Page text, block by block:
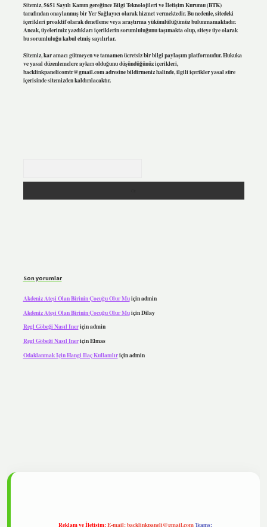
Sitemiz, 5651 Sayılı Kanun gereğince Bilgi Teknolojileri ve İletişim Kurumu (BTK)
tarafından onaylanmış bir Yer Sağlayıcı olarak hizmet vermektedir. Bu nedenle, sitedeki
içerikleri proaktif olarak denetleme veya araştırma yükümlülüğümüz bulunmamaktadır.
Ancak, üyelerimiz yazdıkları içeriklerin sorumluluğunu taşımakta olup, siteye üye olarak
bu sorumluluğu kabul etmiş sayılırlar.
Sitemiz, kar amacı gütmeyen ve tamamen ücretsiz bir bilgi paylaşım platformudur. Hukuka
ve yasal düzenlemelere aykırı olduğunu düşündüğünüz içerikleri,
backlinkpanelicomtr@gmail.comadresine bildirmeniz halinde, ilgili içerikler yasal süre
içerisinde sitemizden kaldırılacaktır.
Son yorumlar
Akdeniz Ateşi Olan Birinin Çocuğu Olur Muiçinadmin
Akdeniz Ateşi Olan Birinin Çocuğu Olur MuiçinDilay
Regl Göbeği Nasıl Ineriçinadmin
Regl Göbeği Nasıl IneriçinElmas
Odaklanmak Için Hangi Ilaç Kullanılıriçinadmin
Reklam ve İletişim:E-mail:backlinkpaneli@gmail.comTeams: